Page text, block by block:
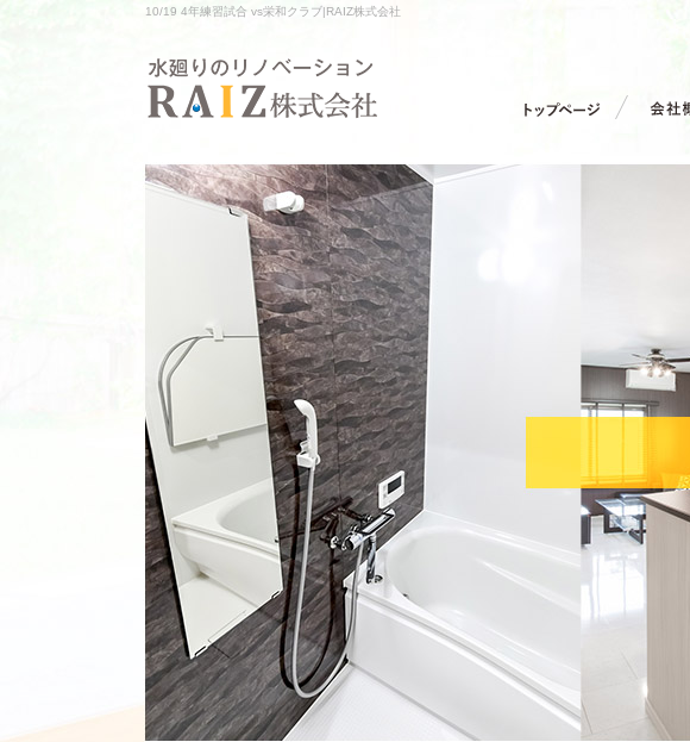
10/19 4年練習試合 vs栄和クラブ|RAIZ株式会社